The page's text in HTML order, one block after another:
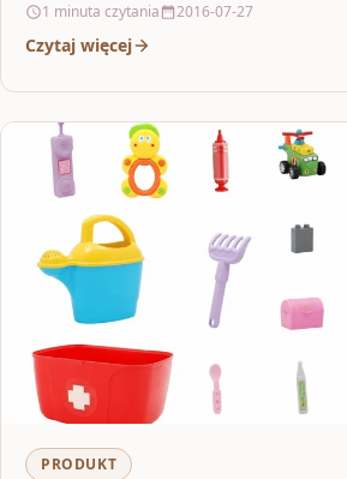
1 minuta czytania 2016-07-27
Czytaj więcej
PRODUKT